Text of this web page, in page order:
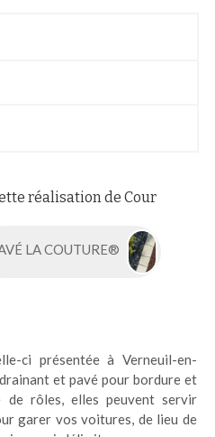
réalisation de Cour
LA COUTURE®
ci présentée à Verneuil-en-
et pavé pour bordure et
de rôles, elles peuvent servir
garer vos voitures, de lieu de